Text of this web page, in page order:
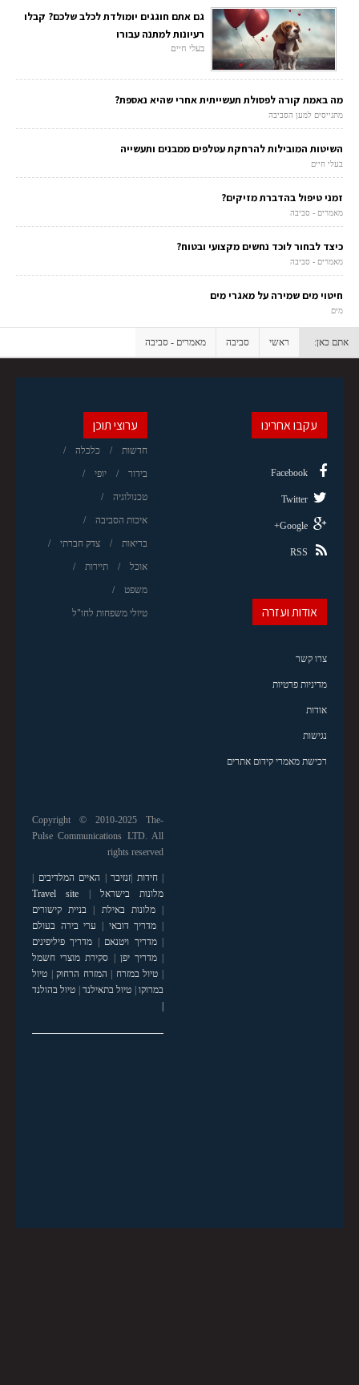
גם אתם חוגגים יומולדת לכלב שלכם? קבלו
רעיונות למתנה עבורו
בעלי חיים
מה באמת קורה לפסולת תעשייתית אחרי שהיא נאספת?
מתגייסים למען הסביבה
השיטות המובילות להרחקת עטלפים ממבנים ותעשייה
בעלי חיים
זמני טיפול בהדברת מזיקים?
מאמרים - סביבה
כיצד לבחור לוכד נחשים מקצועי ובטוח?
מאמרים - סביבה
חיטוי מים שמירה על מאגרי מים
מים
אתם כאן: ראשי סביבה מאמרים - סביבה
ערוצי תוכן
חדשות כלכלה
בידור יופי
טכנולוגיה
איכות הסביבה
בריאות צדק חברתי
אוכל תיירות
משפט
טיולי משפחות לחו"ל
עקבו אחרינו
Facebook
Twitter
Google+
RSS
אודות ועזרה
צרו קשר
מדיניות פרטיות
אודות
נגישות
רכישת מאמרי קידום אתרים
Copyright © 2010-2025 The-
Pulse Communications LTD. All
rights reserved
|חידות זנזיבר האיים המלדיבים
מלונות בישראל
Travel site
|מלונות באילת
בניית קישורים
מדריך דובאי
ערי בירה בעולם
|מדריך ויטנאם
מדריך פיליפינים
|מדריך יפן
סקירת מוצרי חשמל
טיול במזרח המזרח הרחוק| טיול
במרוקו| טיול בתאילנד| טיול בהולנד